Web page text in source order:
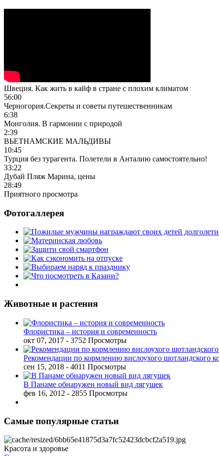
Швеция. Как жить в кайф в стране с плохим климатом
56:00
Черногория.Секреты и советы путешественникам
6:38
Монголия. В гармонии с природой
2:39
ВЬЕТНАМСКИЕ МАЛЬДИВЫ
10:45
Турция без турагента. Полетели в Анталию самостоятельно!
33:22
Дубай Пляж Марина, цены
28:49
Приятного просмотра
Фотогаллерея
Животные и растения
Флористика – история и современность
окт 07, 2017 - 3752 Просмотры
Рекомендации по кормлению вислоухого шотландского
сен 15, 2018 - 4011 Просмотры
В Панаме обнаружен новый вид лягушек
фев 16, 2012 - 2855 Просмотры
Самые популярные статьи
Красота и здоровье